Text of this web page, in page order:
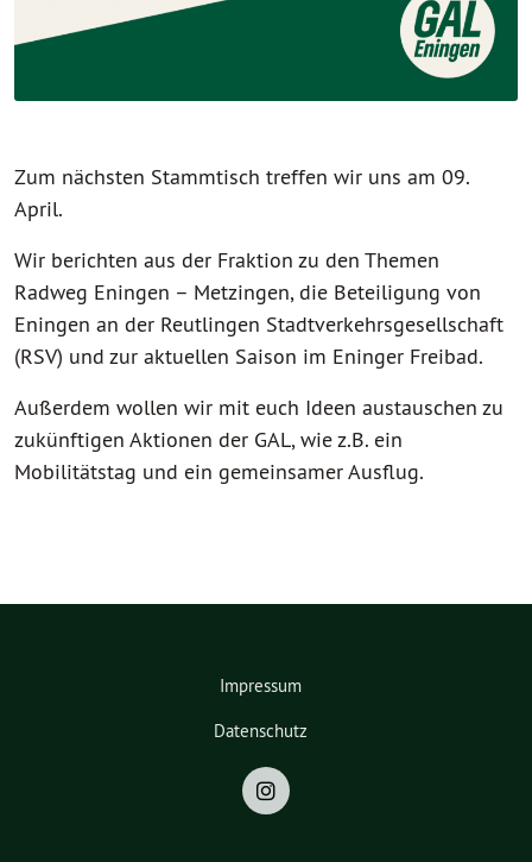
Zum nächsten Stammtisch treffen wir uns am 09.
April.
Wir berichten aus der Fraktion zu den Themen
Radweg Eningen – Metzingen, die Beteiligung von
Eningen an der Reutlingen Stadtverkehrsgesellschaft
(RSV) und zur aktuellen Saison im Eninger Freibad.
Außerdem wollen wir mit euch Ideen austauschen zu
zukünftigen Aktionen der GAL, wie z.B. ein
Mobilitätstag und ein gemeinsamer Ausflug.
Impressum
Datenschutz